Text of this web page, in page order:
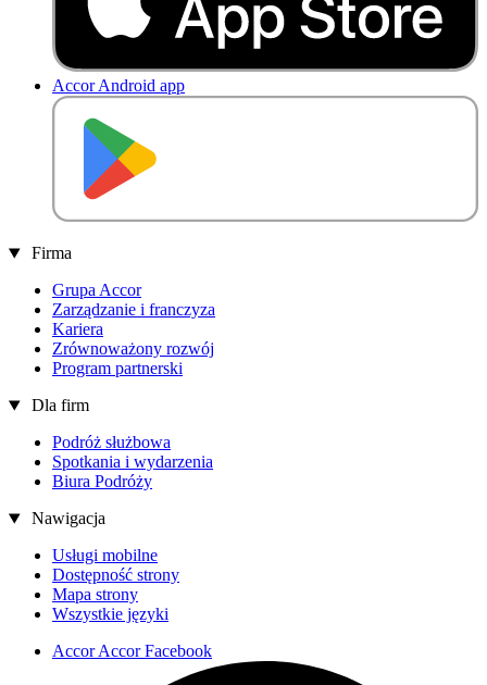
Accor Android app
Firma
Grupa Accor
Zarządzanie i franczyza
Kariera
Zrównoważony rozwój
Program partnerski
Dla firm
Podróż służbowa
Spotkania i wydarzenia
Biura Podróży
Nawigacja
Usługi mobilne
Dostępność strony
Mapa strony
Wszystkie języki
Accor Accor Facebook